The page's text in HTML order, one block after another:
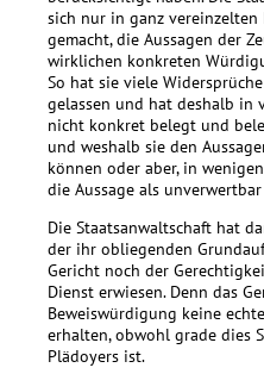
sich nur in ganz vereinzelten
gemacht, die Aussagen der
wirklichen konkreten
So hat sie viele
gelassen und hat deshalb in
nicht konkret belegt und
und weshalb sie den
können oder aber, in
die Aussage als
Die Staatsanwaltschaft hat
der ihr obliegenden
Gericht noch der
Dienst erwiesen. Denn das
Beweiswürdigung keine
erhalten, obwohl grade dies
Plädoyers ist.